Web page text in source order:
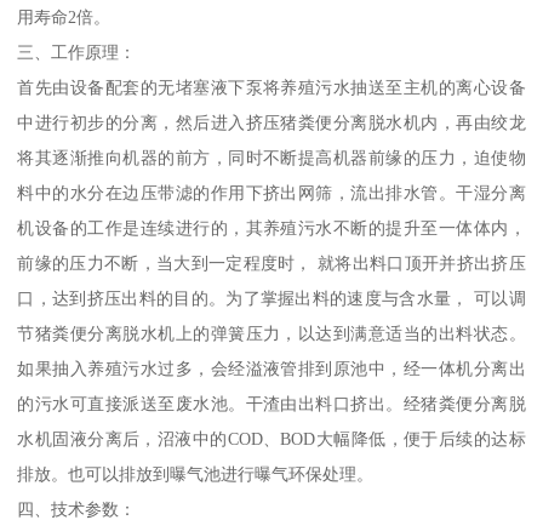
用寿命2倍。
三、工作原理：
首先由设备配套的无堵塞液下泵将养殖污水抽送至主机的离心设备
中进行初步的分离，然后进入挤压猪粪便分离脱水机内，再由绞龙
将其逐渐推向机器的前方，同时不断提高机器前缘的压力，迫使物
料中的水分在边压带滤的作用下挤出网筛，流出排水管。干湿分离
机设备的工作是连续进行的，其养殖污水不断的提升至一体体内，
前缘的压力不断，当大到一定程度时， 就将出料口顶开并挤出挤压
口，达到挤压出料的目的。为了掌握出料的速度与含水量， 可以调
节猪粪便分离脱水机上的弹簧压力，以达到满意适当的出料状态。
如果抽入养殖污水过多，会经溢液管排到原池中，经一体机分离出
的污水可直接派送至废水池。干渣由出料口挤出。经猪粪便分离脱
水机固液分离后，沼液中的COD、BOD大幅降低，便于后续的达标
排放。也可以排放到曝气池进行曝气环保处理。
四、技术参数：